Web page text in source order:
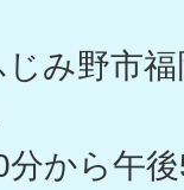
み野市
分から午